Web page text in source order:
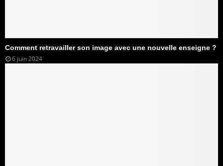
Comment retravailler son image avec une nouvelle enseigne ?
6 juin 2024